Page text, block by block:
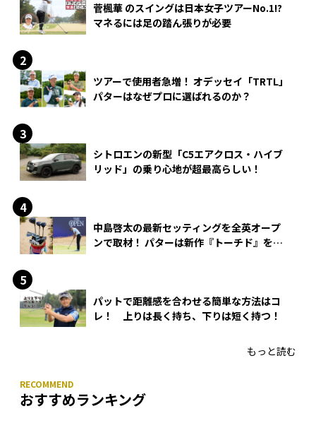
菅楓華 のスイングは日本女子ツアーNo.1!?
マネるには足の踏ん張りが必要
ツアーで使用者急増！ オデッセイ「TRTL」
パターはなぜプロに選ばれるのか？
シトロエンの新型「C5エアクロス・ハイブ
リッド」の乗り心地が超最高らしい！
中島啓太の最新セッティングを全英オープ
ンで取材！ パターは新作『トーチド』を投
パットで距離感を合わせる簡単な方法はコ
レ！ 上りは長く持ち、下りは短く持つ！
もっと読む
おすすめランキング